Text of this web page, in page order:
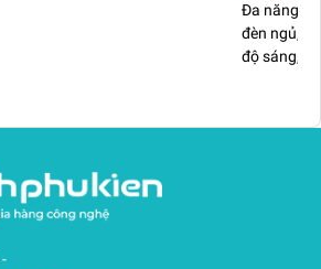
Đa năng,
đèn ngủ,
độ sáng,
-